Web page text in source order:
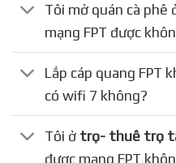
Tôi mở quán cà phê
mạng FPT được
Lắp cáp quang FPT
có wifi 7 không?
Tôi ở trọ- thuê trọ
được mạng FPT